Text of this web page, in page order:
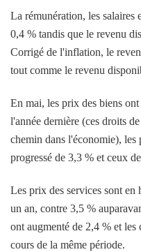
La rémunération, les salaires
0,4 % tandis que le revenu
Corrigé de l'inflation, le
tout comme le revenu
En mai, les prix des biens
l'année dernière (ces droits
chemin dans l'économie), les
progressé de 3,3 % et ceux
Les prix des services sont en
un an, contre 3,5 %
ont augmenté de 2,4 % et les
cours de la même période.